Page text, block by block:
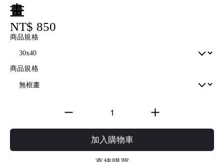
畫
NT$ 850
商品規格
商品規格
加入購物車